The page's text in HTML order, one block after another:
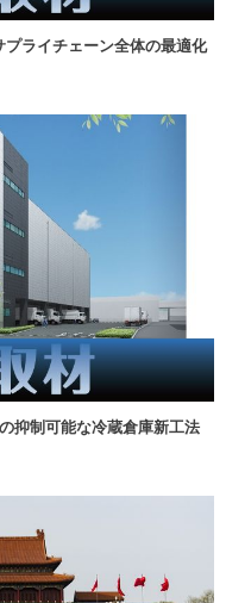
プライチェーン全体の最適化
抑制可能な冷蔵倉庫新工法